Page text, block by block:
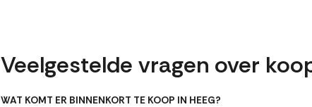
Veelgestelde vragen over
WAT KOMT ER BINNENKORT TE KOOP IN HEEG?